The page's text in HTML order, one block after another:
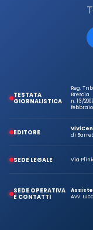
TESTATA
GIORNALISTICA
Reg.
Brescia
n. 13/
febbraio
EDITORE
di
SEDE LEGALE Via
SEDE OPERATIVA
E CONTATTI
Avv.